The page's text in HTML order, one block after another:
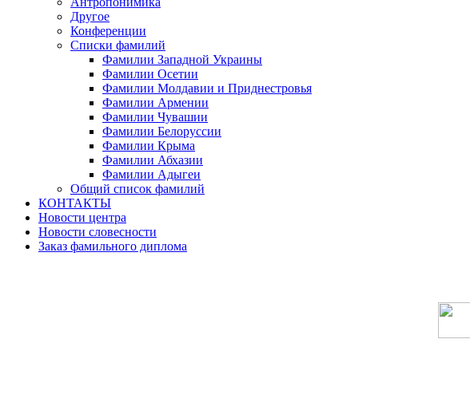
Другое
Конференции
Списки фамилий
Фамилии Западной Украины
Фамилии Осетии
Фамилии Молдавии и Приднестровья
Фамилии Армении
Фамилии Чувашии
Фамилии Белоруссии
Фамилии Крыма
Фамилии Абхазии
Фамилии Адыгеи
Общий список фамилий
КОНТАКТЫ
Новости центра
Новости словесности
Заказ фамильного диплома